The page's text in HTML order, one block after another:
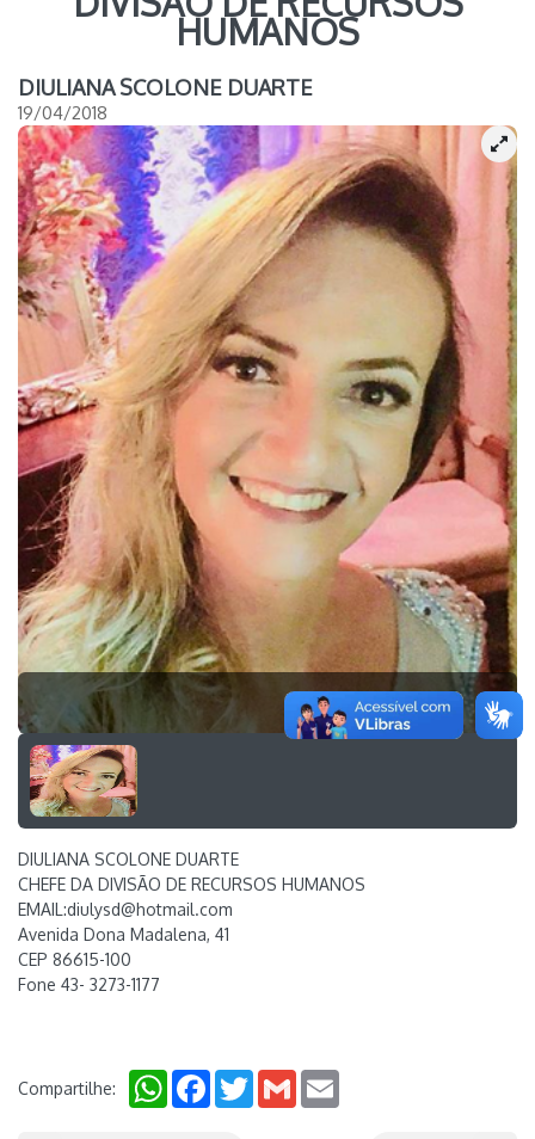
HUMANOS
DIULIANA SCOLONE DUARTE
19/04/2018
1
DIULIANA SCOLONE DUARTE
CHEFE DA DIVISÃO DE RECURSOS HUMANOS
EMAIL:diulysd@hotmail.com
Avenida Dona Madalena, 41
CEP 86615-100
Fone 43- 3273-1177
Compartilhe: WhatsAppFacebookTwitterGmail